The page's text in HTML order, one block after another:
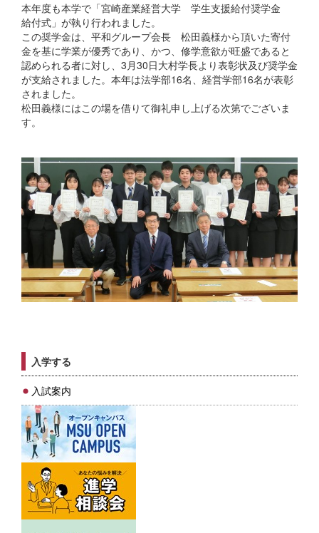
入学する
入試案内
本年度も本学で「宮崎産業経営大学 学生支援給付奨学金
給付式」が執り行われました。
この奨学金は、平和グループ会長 松田義様から頂いた寄付
金を基に学業が優秀であり、かつ、修学意欲が旺盛であると
認められる者に対し、3月30日大村学長より表彰状及び奨学金
が支給されました。本年は法学部16名、経営学部16名が表彰
されました。
松田義様にはこの場を借りて御礼申し上げる次第でございま
す。